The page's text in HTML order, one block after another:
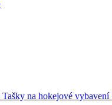
Tašky na hokejové vybavení